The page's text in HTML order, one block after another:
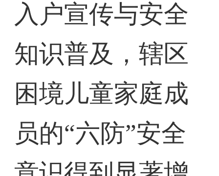
入户宣传与安全
知识普及，辖区
困境儿童家庭成
员的“六防”安全